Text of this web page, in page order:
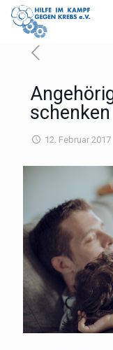
schenken
12. Februar 2017